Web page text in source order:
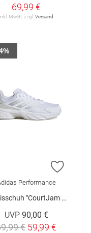
69,99 €
inkl. MwSt. zzgl. Versand
HINZUFÜGEN
ZUR
Performance
"CourtJam Control 3 W"
UVP 90,00 €
€ 59,99 €